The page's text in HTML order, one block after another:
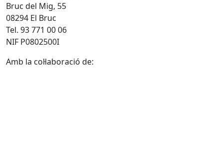
Bruc del Mig, 55
08294 El Bruc
Tel. 93 771 00 06
NIF P0802500I
Amb la col·laboració de: